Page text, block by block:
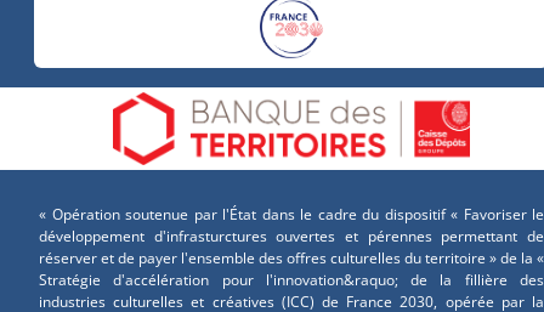
« Opération soutenue par l'État dans le cadre du dispositif « Favoriser le
développement d'infrasturctures ouvertes et pérennes permettant de
réserver et de payer l'ensemble des offres culturelles du territoire » de la «
Stratégie d'accélération pour l'innovation&raquo; de la fillière des
industries culturelles et créatives (ICC) de France 2030, opérée par la